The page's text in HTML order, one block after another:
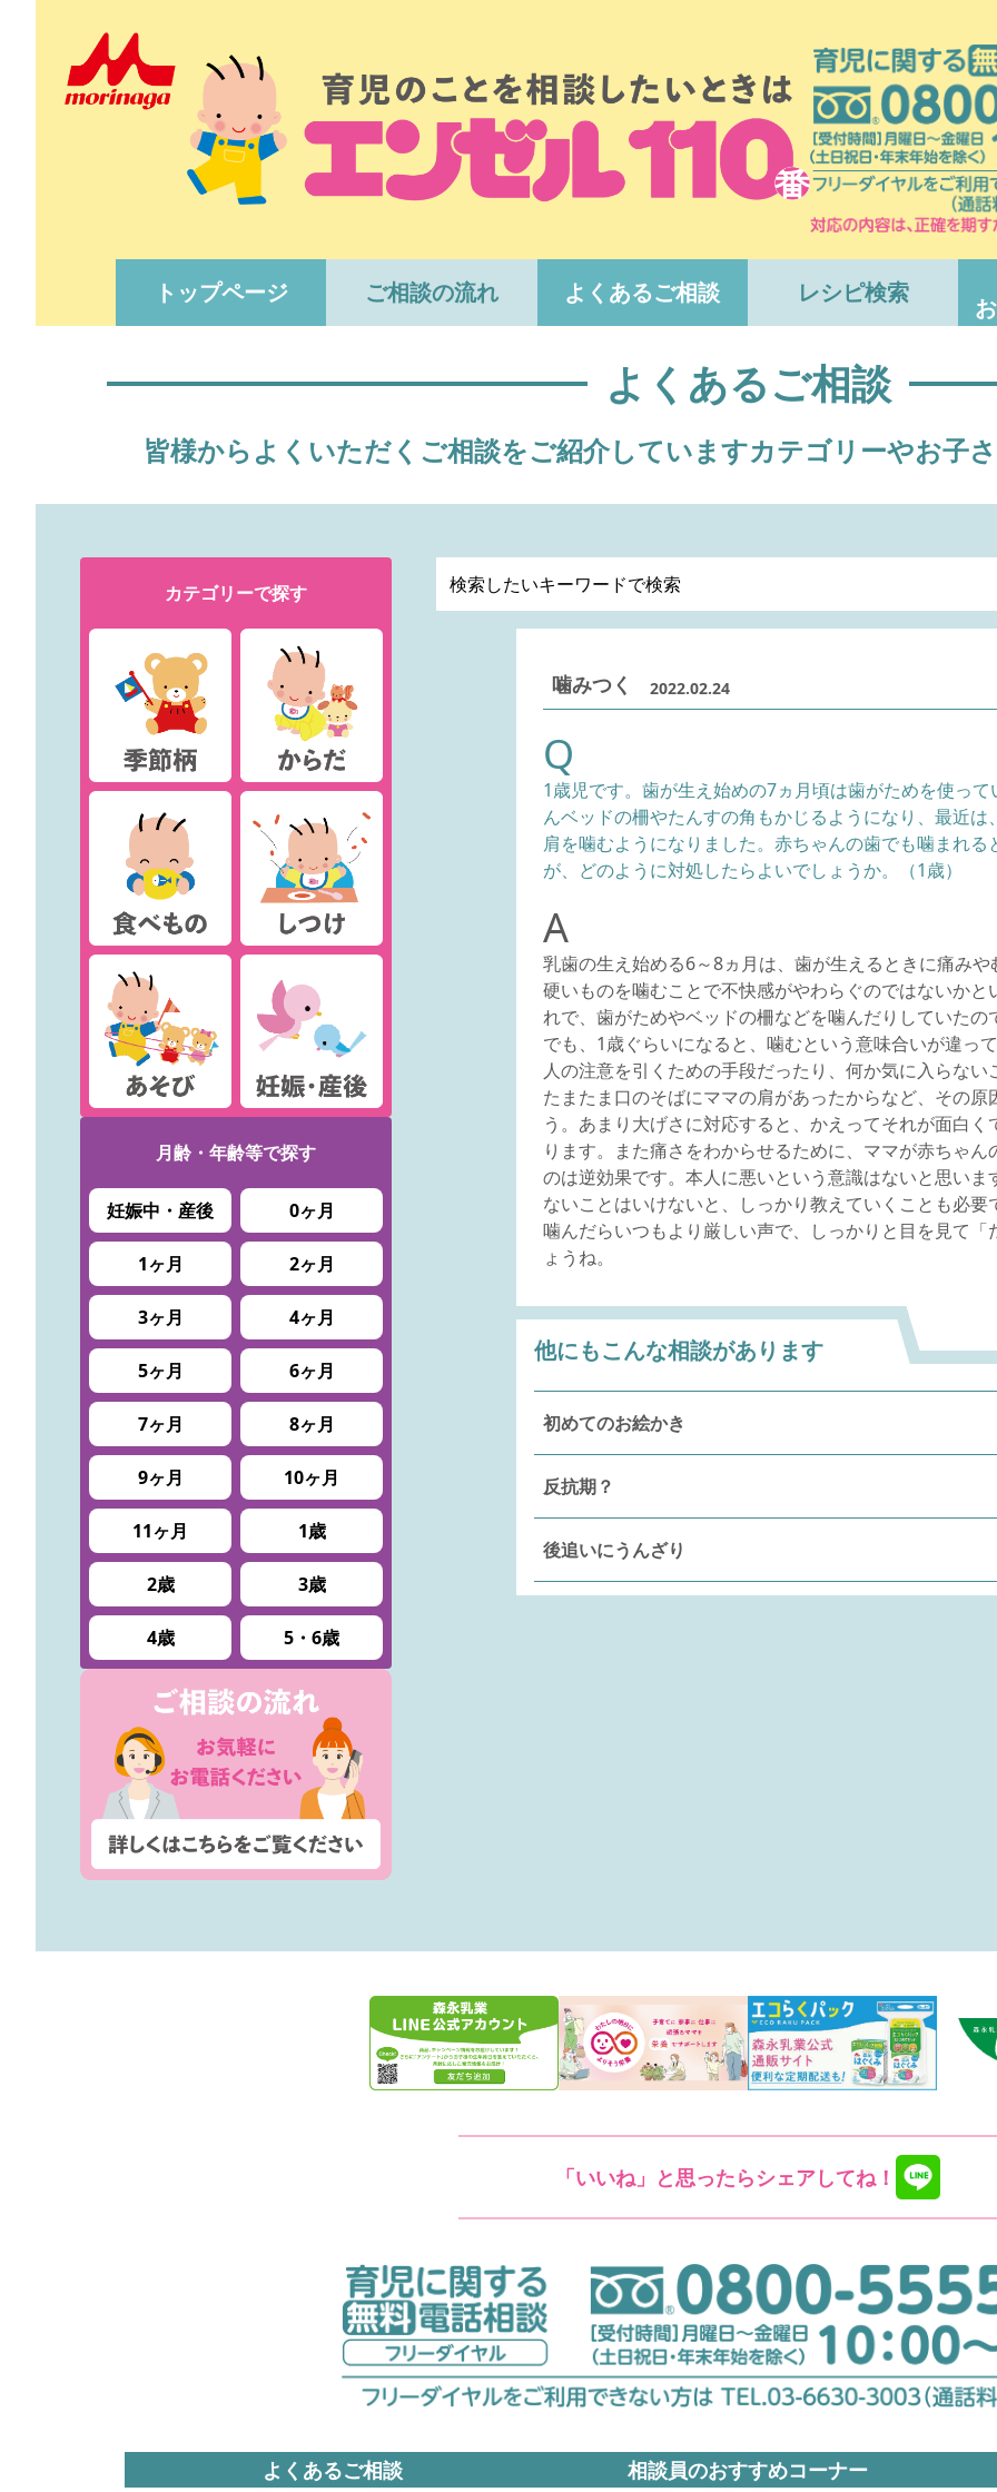
トップページ ご相談の流れ よくあるご相談 レシピ検索
よくあるご相談
皆様からよくいただくご相談をご紹介していますカテゴリーやお子
カテゴリーで探す
月齢・年齢等で探す
妊娠中・産後 0ヶ月
1ヶ月 2ヶ月
3ヶ月 4ヶ月
5ヶ月 6ヶ月
7ヶ月 8ヶ月
9ヶ月 10ヶ月
11ヶ月 1歳
2歳 3歳
4歳 5・6歳
噛みつく 2022.02.24
Q
1歳児です。歯が生え始めの7ヵ月頃は歯がためを使っ
んベッドの柵やたんすの角もかじるようになり、最近は
肩を噛むようになりました。赤ちゃんの歯でも噛まれる
が、どのように対処したらよいでしょうか。（1歳）
A
乳歯の生え始める6～8ヵ月は、歯が生えるときに痛み
硬いものを噛むことで不快感がやわらぐのではないかと
れで、歯がためやベッドの柵などを噛んだりしていたの
でも、1歳ぐらいになると、噛むという意味合いが違っ
人の注意を引くための手段だったり、何か気に入らない
たまたま口のそばにママの肩があったからなど、その原
う。あまり大げさに対応すると、かえってそれが面白く
ります。また痛さをわからせるために、ママが赤ちゃん
のは逆効果です。本人に悪いという意識はないと思いま
ないことはいけないと、しっかり教えていくことも必要
噛んだらいつもより厳しい声で、しっかりと目を見て「
ょうね。
他にもこんな相談があります
初めてのお絵かき
反抗期？
後追いにうんざり
「いいね」と思ったらシェアしてね！
よくあるご相談 相談員のおすすめコーナー